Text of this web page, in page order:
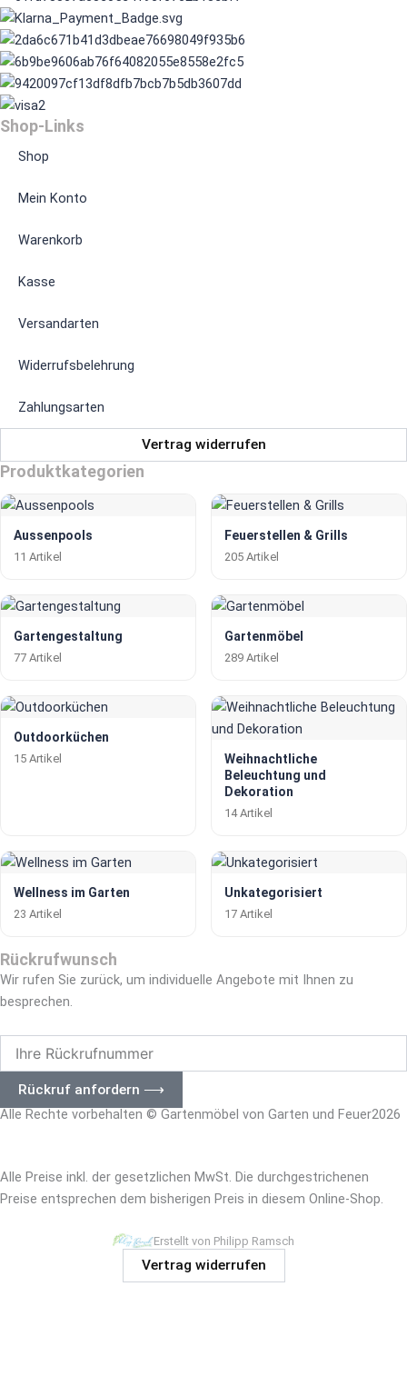
Shop-Links
Shop
Mein Konto
Warenkorb
Kasse
Versandarten
Widerrufsbelehrung
Zahlungsarten
Vertrag widerrufen
Produktkategorien
Aussenpools
11 Artikel
Feuerstellen & Grills
205 Artikel
Gartengestaltung
77 Artikel
Gartenmöbel
289 Artikel
Outdoorküchen
15 Artikel
Weihnachtliche
Beleuchtung und
Dekoration
14 Artikel
Wellness im Garten
23 Artikel
Unkategorisiert
17 Artikel
Rückrufwunsch
Wir rufen Sie zurück, um individuelle Angebote mit Ihnen zu
besprechen.
Rückrufnummer
Rückruf anfordern ⟶
Alle Rechte vorbehalten © Gartenmöbel von Garten und Feuer2026
Alle Preise inkl. der gesetzlichen MwSt. Die durchgestrichenen
Preise entsprechen dem bisherigen Preis in diesem Online-Shop.
Erstellt von Philipp Ramsch
Vertrag widerrufen